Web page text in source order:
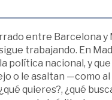
entre Barcelona y
trabajando. En
nacional, y
o le asaltan —como
quieres?, ¿qué